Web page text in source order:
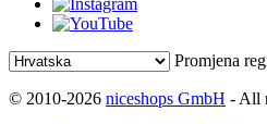
Promjena
© 2010-2026 niceshops GmbH - All